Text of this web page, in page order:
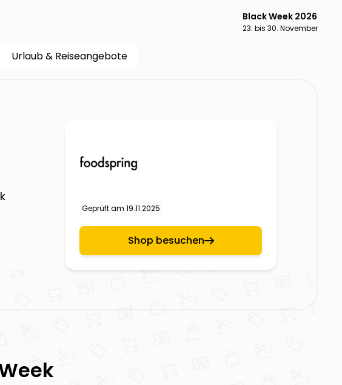
Black Week 2026
23. bis 30. November
Urlaub & Reiseangebote
Geprüft am 19.11.2025
Shop besuchen